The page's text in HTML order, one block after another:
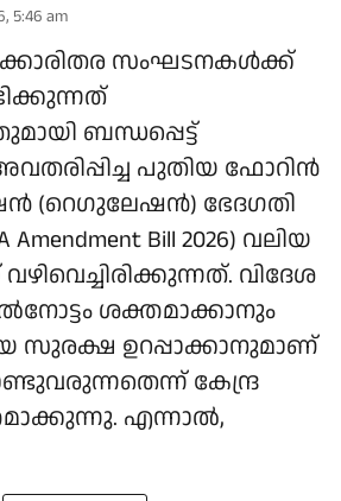
5:46 am
സംഘടനകൾക്ക്
ബന്ധപ്പെട്ട്
പുതിയ ഫോറിൻ
(റെഗുലേഷൻ) ഭേദഗതി
Amendment Bill 2026) വലിയ
വിദേശ
ശക്തമാക്കാനും
സുരക്ഷ ഉറപ്പാക്കാനുമാണ്
കേന്ദ്ര
എന്നാൽ,